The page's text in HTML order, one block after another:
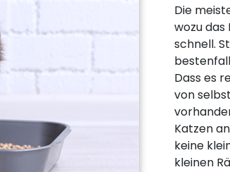
Die
wozu
schnell.
Dass es
von
Katzen
keine
kleinen